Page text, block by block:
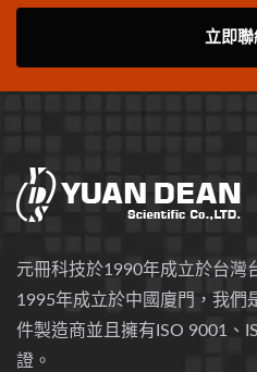
立即聯
元冊科技於1990年成立於台灣
1995年成立於中國廈門，我們
件製造商並且擁有ISO 9001、
證。